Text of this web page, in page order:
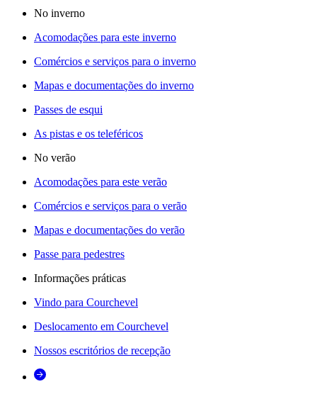
No inverno
Acomodações para este inverno
Comércios e serviços para o inverno
Mapas e documentações do inverno
Passes de esqui
As pistas e os teleféricos
No verão
Acomodações para este verão
Comércios e serviços para o verão
Mapas e documentações do verão
Passe para pedestres
Informações práticas
Vindo para Courchevel
Deslocamento em Courchevel
Nossos escritórios de recepção